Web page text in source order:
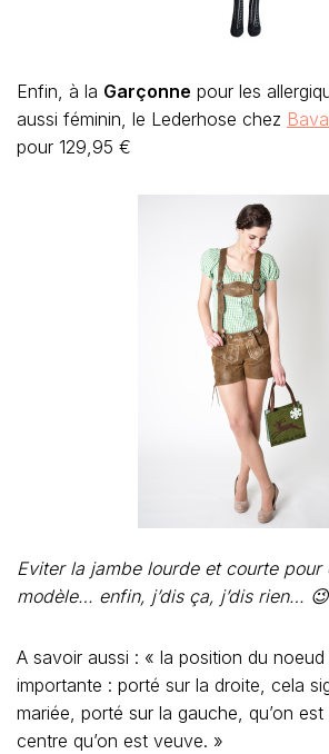
Enfin, à la Garçonne pour les
aussi féminin, le Lederhose chez
pour 129,95 €
Eviter la jambe lourde et courte pour
modèle… enfin, j’dis ça, j’dis rien… 😉
A savoir aussi : « la position du
importante : porté sur la droite, cela
mariée, porté sur la gauche, qu’on
centre qu’on est veuve. »